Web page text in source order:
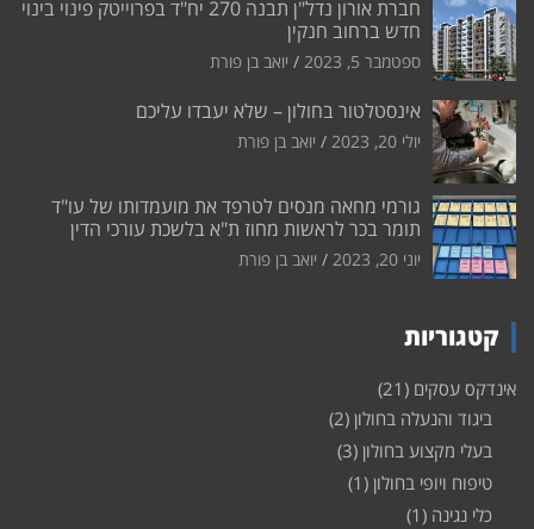
חברת אורון נדל"ן תבנה 270 יח"ד בפרוייטק פינוי בינוי
חדש ברחוב חנקין
ספטמבר 5, 2023 יואב בן פורת
אינסטלטור בחולון – שלא יעבדו עליכם
יולי 20, 2023 יואב בן פורת
גורמי מחאה מנסים לטרפד את מועמדותו של עו"ד
תומר בכר לראשות מחוז ת"א בלשכת עורכי הדין
יוני 20, 2023 יואב בן פורת
קטגוריות
אינדקס עסקים (21)
ביגוד והנעלה בחולון (2)
בעלי מקצוע בחולון (3)
טיפוח ויופי בחולון (1)
כלי נגינה (1)